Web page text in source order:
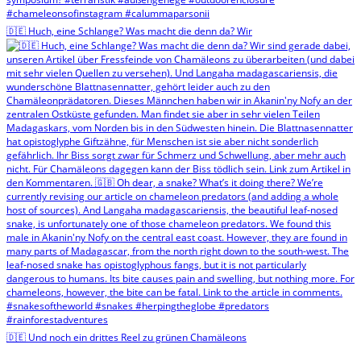
🇩🇪 Huch, eine Schlange? Was macht die denn da? Wir
🇩🇪 Und noch ein drittes Reel zu grünen Chamäleons